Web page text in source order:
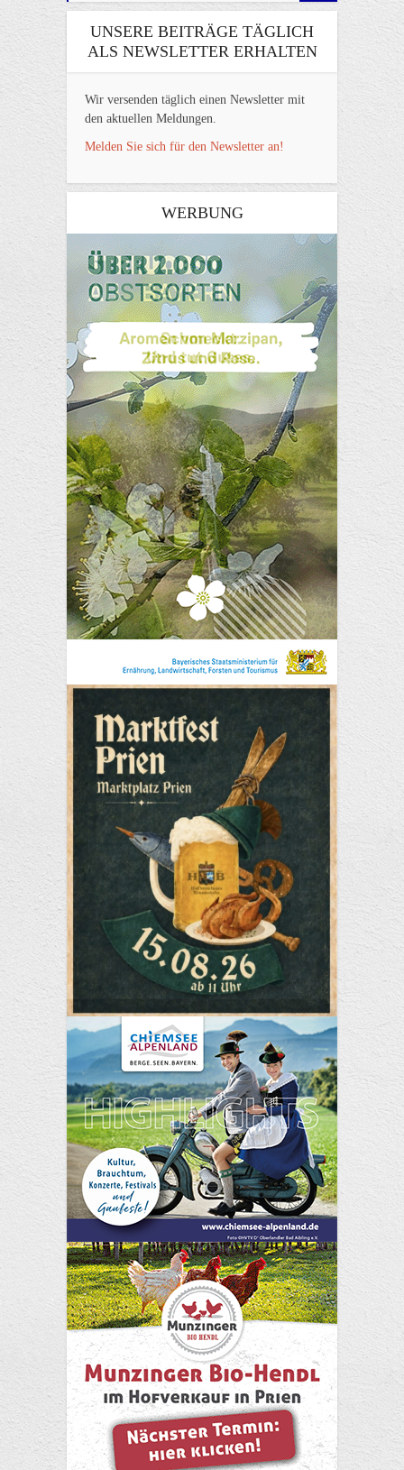
UNSERE BEITRÄGE TÄGLICH
ALS NEWSLETTER ERHALTEN
Wir versenden täglich einen Newsletter mit
den aktuellen Meldungen.
Melden Sie sich für den Newsletter an!
WERBUNG